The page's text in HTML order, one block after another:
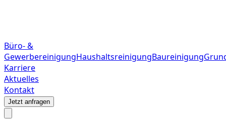
Büro- &
GewerbereinigungHaushaltsreinigungBaureinigung
Karriere
Aktuelles
Kontakt
Jetzt anfragen